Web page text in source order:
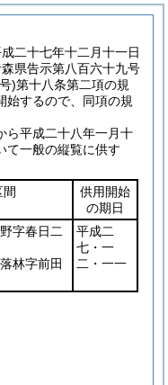
二十七年十二月十一日
県告示第八百六十九号
)第十八条第二項の規
始するので、同項の規
ら平成二十八年一月十
て一般の縦覧に供す
供用開始
の期日
字春日二
林字前田
平成二
七・一
二・一一